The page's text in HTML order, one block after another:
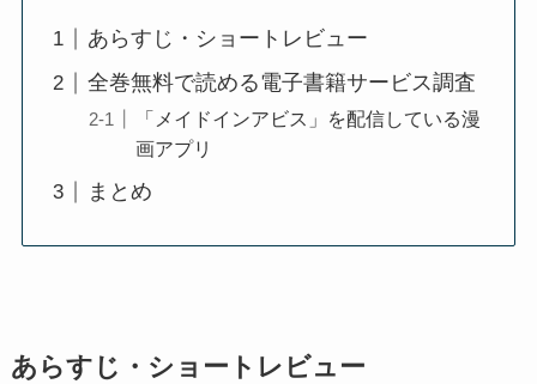
あらすじ・ショートレビュー
全巻無料で読める電子書籍サービス調査
「メイドインアビス」を配信している漫
画アプリ
まとめ
あらすじ・ショートレビュー